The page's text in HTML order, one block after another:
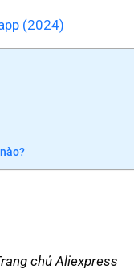
(2024)
chủ Aliexpress